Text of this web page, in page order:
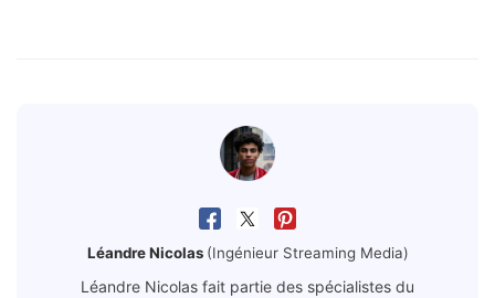
Léandre Nicolas (Ingénieur Streaming Media)
Léandre Nicolas fait partie des spécialistes du